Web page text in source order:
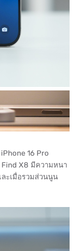
16 Pro
Find X8 มีความหนา
ะเมื่อรวมส่วนนูน